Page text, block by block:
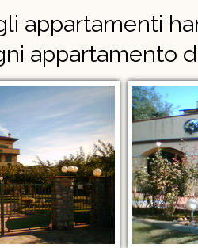
appartamenti
appartamento